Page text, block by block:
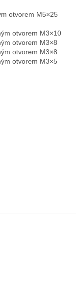
otvorem M5×25
otvorem M3×10
otvorem M3×8
otvorem M3×8
otvorem M3×5